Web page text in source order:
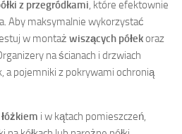
z przegródkami, które efektownie
Aby maksymalnie wykorzystać
w montaż wiszących półekoraz
na ścianach i drzwiach
a pojemniki z pokrywami ochronią
i w kątach pomieszczeń,